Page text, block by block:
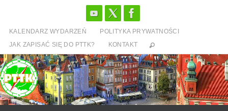
treściKALENDARZ WYDARZEŃ
POLITYKA PRYWATNOŚCI
JAK ZAPISAĆ SIĘ DO PTTK?
KONTAKT